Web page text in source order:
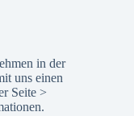
in der
uns einen
Seite >